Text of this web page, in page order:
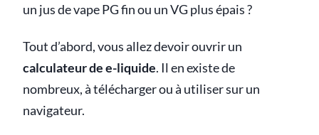
un jus de vape PG fin ou un VG plus épais ?
Tout d’abord, vous allez devoir ouvrir un
calculateur de e-liquide. Il en existe de
nombreux, à télécharger ou à utiliser sur un
navigateur.